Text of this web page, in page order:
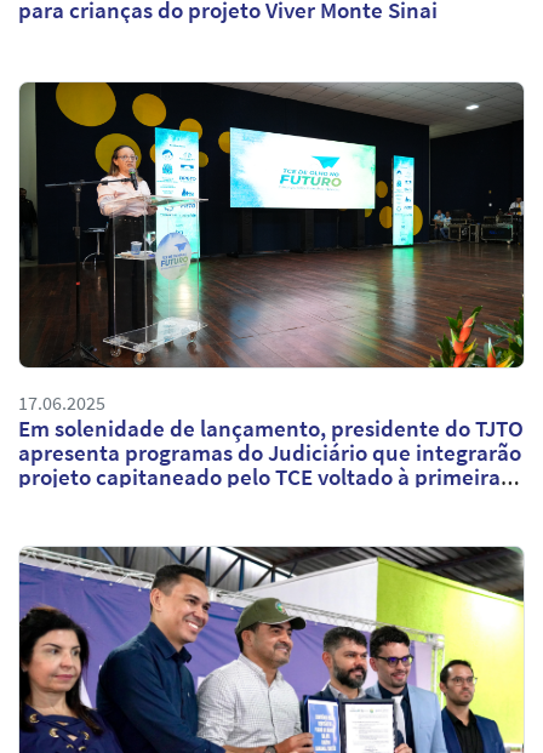
para crianças do projeto Viver Monte Sinai
17.06.2025
Em solenidade de lançamento, presidente do TJTO
apresenta programas do Judiciário que integrarão
projeto capitaneado pelo TCE voltado à primeira